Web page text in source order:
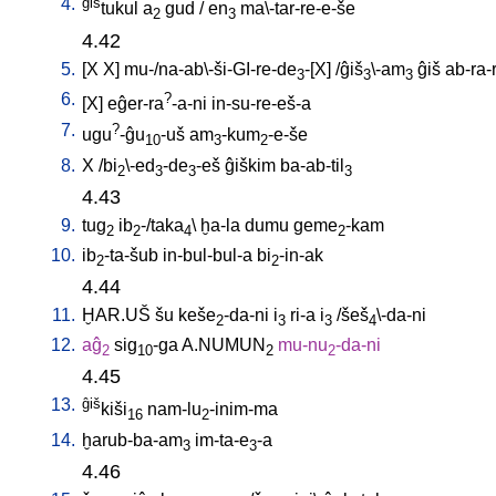
tukul a2 gud / en3 ma\-tar-re-e-še
4.42
5. [X X] mu-/na-ab\-ši-GI-re-de3-[X] /ĝiš3\-am3 ĝiš ab-ra-
6. [X] eĝer-ra?-a-ni in-su-re-eš-a
7. ugu?-ĝu10-uš am3-kum2-e-še
8. X /bi2\-ed3-de3-eš ĝiškim ba-ab-til 3
4.43
9. tug2 ib2-/taka4\ ḫa-la dumu geme2-kam
10. ib2-ta-šub in-bul-bul-a bi2-in-ak
4.44
11. ḪAR.UŠ šu keše2-da-ni i3 ri-a i3 /šeš4\-da-ni
12. aĝ2 sig10-ga A.NUMUN 2 mu-nu2-da-ni
4.45
13. ĝiš kiši16 nam-lu2-inim-ma
14. ḫarub-ba-am3 im-ta-e3-a
4.46